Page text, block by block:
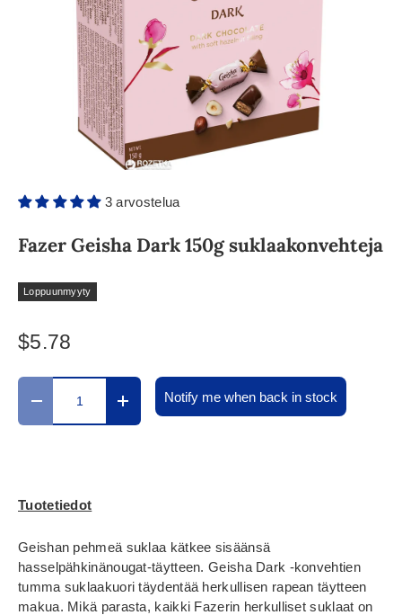
3 arvostelua
Fazer Geisha Dark 150g suklaakonvehteja
Loppuunmyyty
$5.78
Määrä
Translation missing: fi.cart.items.decrease_quantity
Translation missing:
Notify me when back in stock
Tuotetiedot
Geishan pehmeä suklaa kätkee sisäänsä
hasselpähkinänougat-täytteen. Geisha Dark -konvehtien
tumma suklaakuori täydentää herkullisen rapean täytteen
makua. Mikä parasta, kaikki Fazerin herkulliset suklaat on